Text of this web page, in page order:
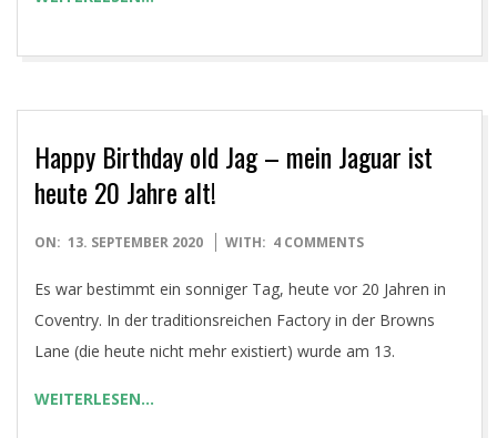
Happy Birthday old Jag – mein Jaguar ist
heute 20 Jahre alt!
2020-
ON: 13. SEPTEMBER 2020 WITH: 4 COMMENTS
Es war bestimmt ein sonniger Tag, heute vor 20 Jahren in
Coventry. In der traditionsreichen Factory in der Browns
Lane (die heute nicht mehr existiert) wurde am 13.
WEITERLESEN…